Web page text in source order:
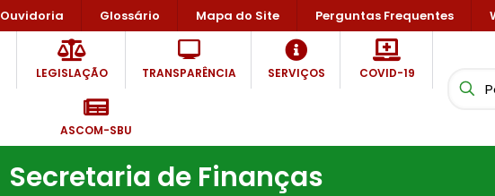
Ouvidoria Glossário Mapa do Site Perguntas Frequentes
LEGISLAÇÃO TRANSPARÊNCIA SERVIÇOS COVID-19
ASCOM-SBU
Secretaria de Finanças